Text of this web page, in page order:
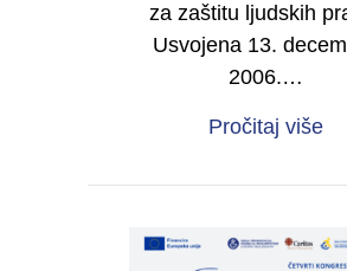
za zaštitu ljudskih
Usvojena 13.
2006.…
Pročitaj više